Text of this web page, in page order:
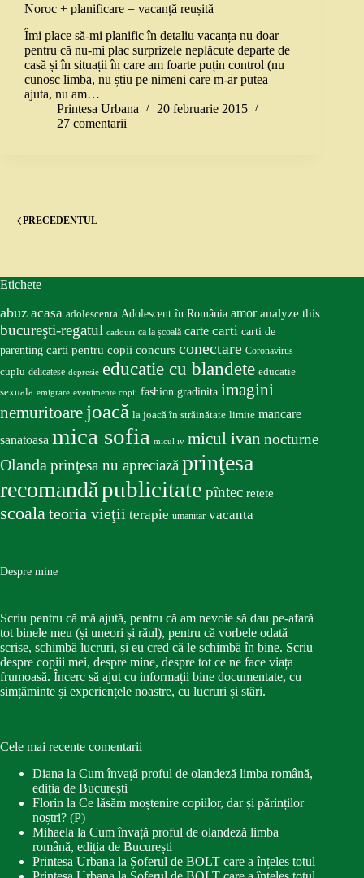
Noroc + planificare = vacanță reușită
Îmi place să-mi planific în detaliu vacanța nu doar
pentru că nu-mi plac surprizele neplăcute departe de
casă și în situații în care am foarte puțin control (nu
cunosc limba, nu știu pe nimeni care m-ar putea
ajuta, nu am…
Printesa Urbana
20 februarie 2015
27 comentarii
PRECEDENTUL
Etichete
abuz acasa adolescenta Adolescent în România amor analyze this
bucureşti-regatul cadouri ca la școală carte carti carti de
parenting carti pentru copii concurs conectare Coronavirus
cuplu delicatese depresie educatie cu blandete educatie
sexuala emigrare evenimente copii fashion gradinita imagini
nemuritoare joacă la joacă în străinătate limite mancare
sanatoasa mica sofia micul iv micul ivan nocturne
Olandaprinţesa nu apreciazăprinţesa
recomandăpublicitate pîntec retete
scoalateoria vieţii terapie umanitar vacanta
Despre mine
Scriu pentru că mă ajută, pentru că am nevoie să dau pe-afară
tot binele meu (și uneori și răul), pentru că vorbele odată
scrise, schimbă lucruri, și eu cred că le schimbă în bine. Scriu
despre copiii mei, despre mine, despre tot ce ne face viața
frumoasă. Încerc să ajut cu informații bine documentate, cu
simțăminte și experiențele noastre, cu lucruri și stări.
Cele mai recente comentarii
Diana la Cum învață proful de olandeză limba română,
ediția de București
Florin la Ce lăsăm moștenire copiilor, dar și părinților
noștri? (P)
Mihaela la Cum învață proful de olandeză limba
română, ediția de București
Printesa Urbana la Șoferul de BOLT care a înțeles totul